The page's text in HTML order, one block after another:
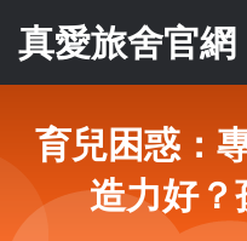
真愛旅舍官網
育兒困惑：
造力好？